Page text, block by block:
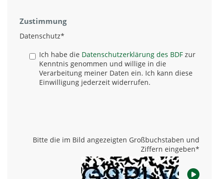
Zustimmung
Datenschutz*
Ich habe die Datenschutzerklärung des BDF zur
Kenntnis genommen und willige in die
Verarbeitung meiner Daten ein. Ich kann diese
Einwilligung jederzeit widerrufen.
Bitte die im Bild angezeigten Großbuchstaben und
Ziffern eingeben*